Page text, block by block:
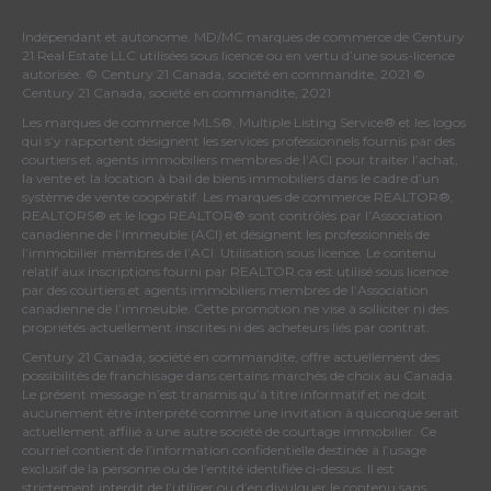
Indépendant et autonome. MD/MC marques de commerce de Century
21 Real Estate LLC utilisées sous licence ou en vertu d’une sous-licence
autorisée. © Century 21 Canada, société en commandite, 2021 ©
Century 21 Canada, société en commandite, 2021
Les marques de commerce MLS®, Multiple Listing Service® et les logos
qui s’y rapportent désignent les services professionnels fournis par des
courtiers et agents immobiliers membres de l’ACI pour traiter l’achat,
la vente et la location à bail de biens immobiliers dans le cadre d’un
système de vente coopératif. Les marques de commerce REALTOR®,
REALTORS® et le logo REALTOR® sont contrôlés par l’Association
canadienne de l’immeuble (ACI) et désignent les professionnels de
l’immobilier membres de l’ACI. Utilisation sous licence. Le contenu
relatif aux inscriptions fourni par REALTOR.ca est utilisé sous licence
par des courtiers et agents immobiliers membres de l’Association
canadienne de l’immeuble . Cette promotion ne vise à solliciter ni des
propriétés actuellement inscrites ni des acheteurs liés par contrat.
Century 21 Canada, société en commandite, offre actuellement des
possibilités de franchisage dans certains marchés de choix au Canada.
Le présent message n’est transmis qu’à titre informatif et ne doit
aucunement être interprété comme une invitation à quiconque serait
actuellement affilié à une autre société de courtage immobilier. Ce
courriel contient de l’information confidentielle destinée à l’usage
exclusif de la personne ou de l’entité identifiée ci-dessus. Il est
strictement interdit de l’utiliser ou d’en divulguer le contenu sans